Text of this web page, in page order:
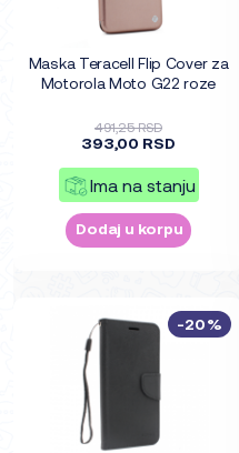
Maska Teracell Flip Cover za
Motorola Moto G22 roze
491,25 RSD
393,00 RSD
Ima na stanju
Dodaj u korpu
-20%